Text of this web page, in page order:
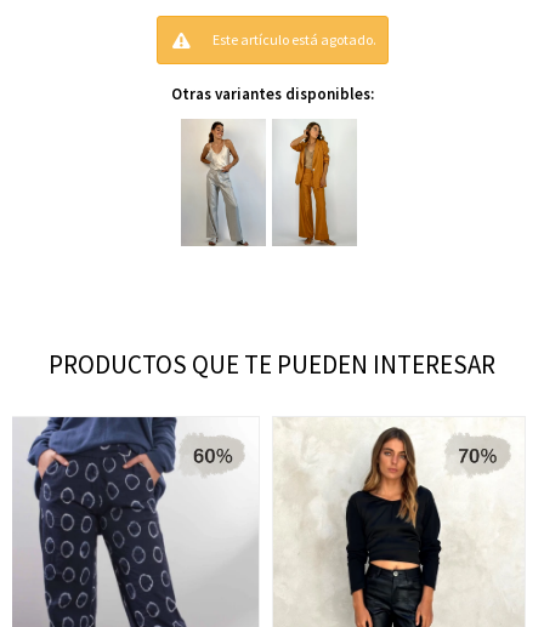
Este artículo está agotado.
Otras variantes disponibles:
PRODUCTOS QUE TE PUEDEN INTERESAR